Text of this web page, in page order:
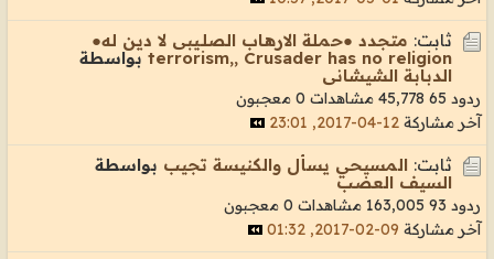
ثابت: متجدد ●حمـلة الارهـاب الصلـيبى لا ديـن له●
terrorism,, Crusader has no religion بواسطة
الدبابة الشيشانى
ردود 65 45,778 مشاهدات
0 معجبون
آخر مشاركة 12-04-2017, 23:01
ثابت: المسيحي يسأل والكنيسة تجيب بواسطة
السيف العضب
ردود 93 163,005 مشاهدات
0 معجبون
آخر مشاركة 09-02-2017, 01:32